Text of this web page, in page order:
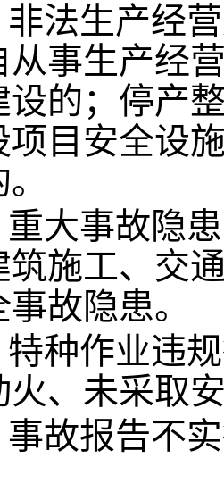
非法生产经
从事生产经
设的；停产
项目安全设
重大事故隐
筑施工、交
故隐患。
特种作业违
火、未采取
事故报告不